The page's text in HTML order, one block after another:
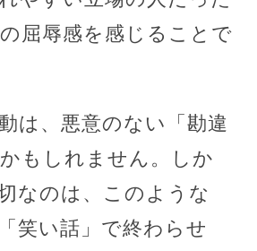
屈辱感を感じることで
は、悪意のない「勘違
もしれません。しか
なのは、このような
笑い話」で終わらせ